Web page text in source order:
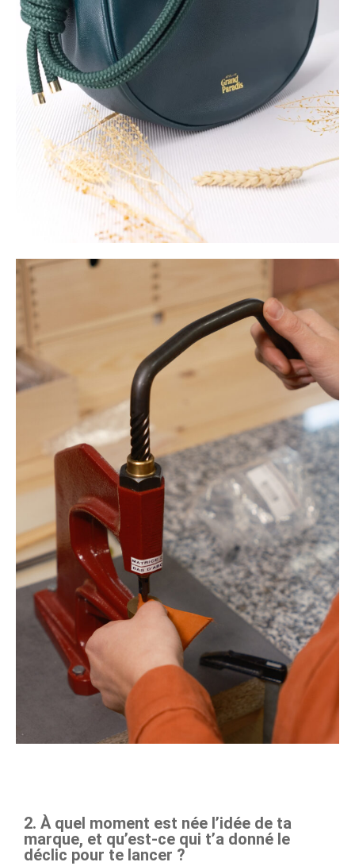
2. À quel moment est née l’idée de ta
marque, et qu’est-ce qui t’a donné le
déclic pour te lancer ?